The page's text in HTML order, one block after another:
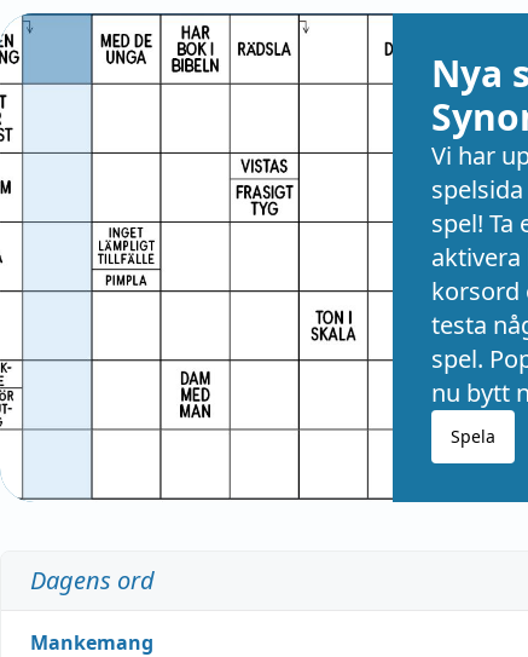
Nya
Vi har
spel! Ta
korsord
testa
spel.
nu bytt
Spela
Dagens ord
Mankemang